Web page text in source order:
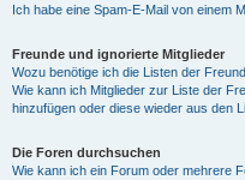
Ich habe eine Spam-E-Mail von einem
Freunde und ignorierte Mitglieder
Wozu benötige ich die Listen der
Wie kann ich Mitglieder zur Liste der
hinzufügen oder diese wieder aus den
Die Foren durchsuchen
Wie kann ich ein Forum oder mehrere